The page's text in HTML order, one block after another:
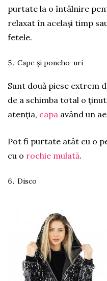
purtate la o întâlnire
relaxat în același timp
fetele.
Cape și poncho-uri
Sunt două piese extrem
de a schimba total o
atenția, capa având un
Pot fi purtate atât cu o
cu o rochie mulată.
Disco